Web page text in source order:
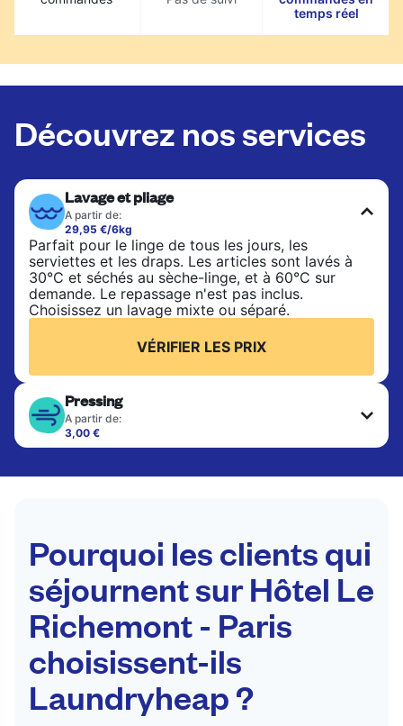
temps réel
Découvrez nos services
Lavage et pliage
A partir de:
29,95 €/6kg
Parfait pour le linge de tous les jours, les
serviettes et les draps. Les articles sont lavés à
30°C et séchés au sèche-linge, et à 60°C sur
demande. Le repassage n'est pas inclus.
Choisissez un lavage mixte ou séparé.
VÉRIFIER LES PRIX
Pressing
A partir de:
3,00 €
Les articles délicats sont nettoyés à sec et finis
costumes, les robes, les manteaux et les tissus
VÉRIFIER LES PRIX
Pourquoi les clients qui
séjournent sur Hôtel Le
Richemont - Paris
choisissent-ils
Laundryheap ?